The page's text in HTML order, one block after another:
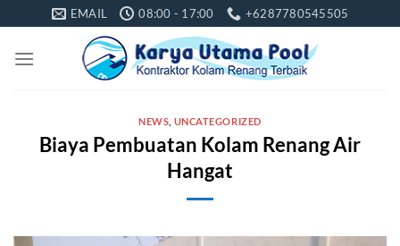
to
content
EMAIL 08:00 - 17:00 +6287780545505
NEWS UNCATEGORIZED
Biaya Pembuatan Kolam Renang Air
Hangat